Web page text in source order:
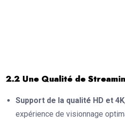
2.2 Une Qualité de
Support de la qualité HD et 4K
expérience de visionnage